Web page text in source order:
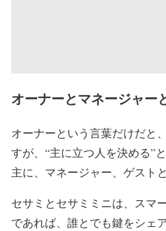
オーナーとマネージャー
オーナーという言葉だけだと
すが、 “主に立つ人を決める”
主に、マネージャー、ゲスト
セサミとセサミミニは、スマ
であれば、誰とでも鍵をシェ